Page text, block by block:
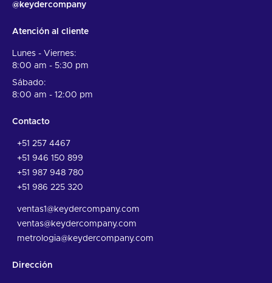
@keydercompany
Atención al cliente
Lunes - Viernes:
8:00 am - 5:30 pm
Sábado:
8:00 am - 12:00 pm
Contacto
+51 257 4467
+51 946 150 899
+51 987 948 780
+51 986 225 320
ventas1@keydercompany.com
ventas@keydercompany.com
metrologia@keydercompany.com
Dirección